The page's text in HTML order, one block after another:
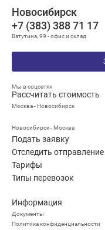
Новосибирск
+7 (383) 388 71 17
Ватутина, 99 - офис и склад
Мы в соцсетях
Рассчитать стоимость
Москва - Новосибирск
Новосибирск - Москва
Подать заявку
Отследить отправление
Тарифы
Типы перевозок
Информация
Документы
Политика конфиденциальности